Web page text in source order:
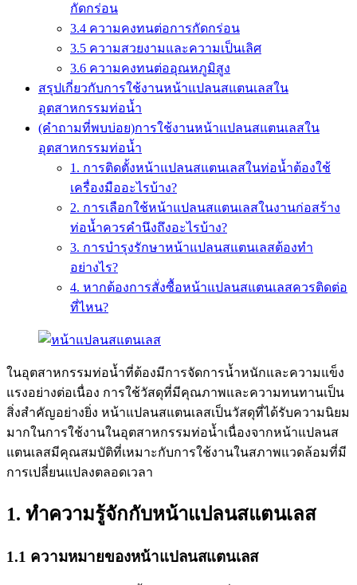
กัดกร่อน
3.4 ความคงทนต่อการกัดกร่อน
3.5 ความสวยงามและความเป็นเลิศ
3.6 ความคงทนต่ออุณหภูมิสูง
สรุปเกี่ยวกับการใช้งานหน้าแปลนสแตนเลสใน
อุตสาหกรรมท่อน้ำ
(คำถามที่พบบ่อย)การใช้งานหน้าแปลนสแตนเลสใน
อุตสาหกรรมท่อน้ำ
1. การติดตั้งหน้าแปลนสแตนเลสในท่อน้ำต้องใช้
เครื่องมืออะไรบ้าง?
2. การเลือกใช้หน้าแปลนสแตนเลสในงานก่อสร้าง
ท่อน้ำควรคำนึงถึงอะไรบ้าง?
3. การบำรุงรักษาหน้าแปลนสแตนเลสต้องทำ
อย่างไร?
4. หากต้องการสั่งซื้อหน้าแปลนสแตนเลสควรติดต่อ
ที่ไหน?
ในอุตสาหกรรมท่อน้ำที่ต้องมีการจัดการน้ำหนักและความแข็ง
แรงอย่างต่อเนื่อง การใช้วัสดุที่มีคุณภาพและความทนทานเป็น
สิ่งสำคัญอย่างยิ่ง หน้าแปลนสแตนเลสเป็นวัสดุที่ได้รับความนิยม
มากในการใช้งานในอุตสาหกรรมท่อน้ำเนื่องจากหน้าแปลนส
แตนเลสมีคุณสมบัติที่เหมาะกับการใช้งานในสภาพแวดล้อมที่มี
การเปลี่ยนแปลงตลอดเวลา
1. ทำความรู้จักกับหน้าแปลนสแตนเลส
1.1 ความหมายของหน้าแปลนสแตนเลส